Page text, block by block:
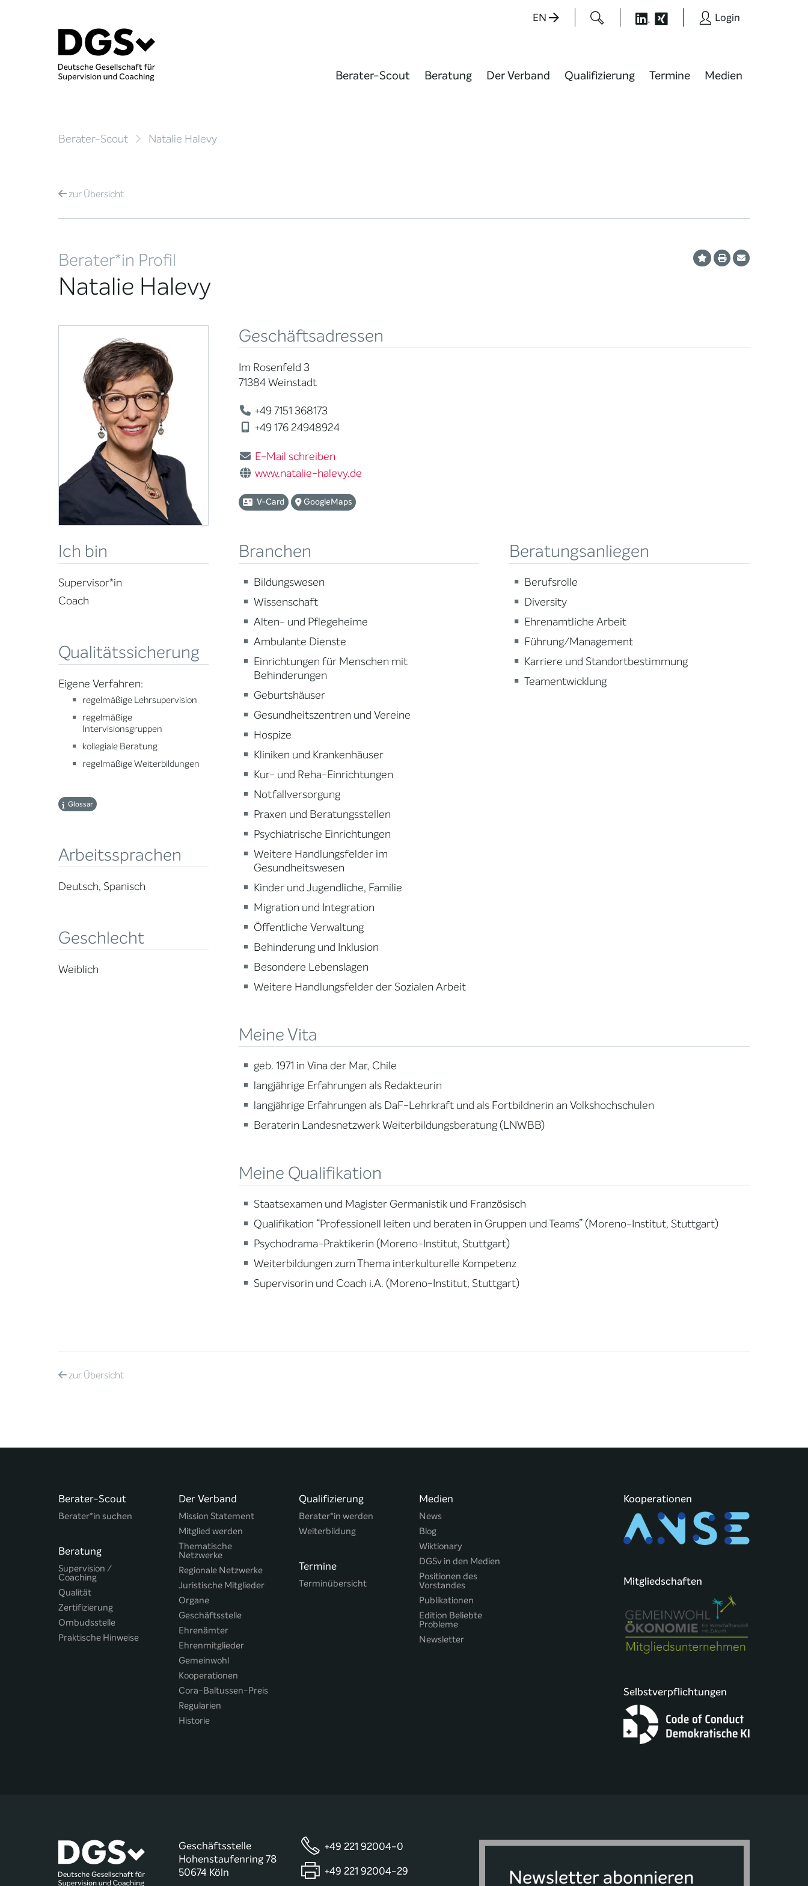
EN Login
Berater-Scout Beratung Der Verband Qualifizierung Termine Medien
Berater-Scout Natalie Halevy
zurÜbersicht
Berater*in Profil
Natalie Halevy
Ich bin
Supervisor*in
Coach
Qualitätssicherung
Eigene Verfahren:
regelmäßige Lehrsupervision
regelmäßige
Intervisionsgruppen
kollegiale Beratung
regelmäßige Weiterbildungen
Glossar
Arbeitssprachen
Deutsch, Spanisch
Geschlecht
Weiblich
Geschäftsadressen
Im Rosenfeld 3
71384 Weinstadt
+49 7151 368173
+49 176 24948924
E-Mail schreiben
www.natalie-halevy.de
V-Card GoogleMaps
Branchen
Bildungswesen
Wissenschaft
Alten- und Pflegeheime
Ambulante Dienste
Einrichtungen für Menschen mit
Behinderungen
Geburtshäuser
Gesundheitszentren und Vereine
Hospize
Kliniken und Krankenhäuser
Kur- und Reha-Einrichtungen
Notfallversorgung
Praxen und Beratungsstellen
Psychiatrische Einrichtungen
Weitere Handlungsfelder im
Gesundheitswesen
Kinder und Jugendliche, Familie
Migration und Integration
Öffentliche Verwaltung
Behinderung und Inklusion
Besondere Lebenslagen
Weitere Handlungsfelder der Sozialen Arbeit
Beratungsanliegen
Berufsrolle
Diversity
Ehrenamtliche Arbeit
Führung/Management
Karriere und Standortbestimmung
Teamentwicklung
Meine Vita
geb. 1971 in Vina der Mar, Chile
langjährige Erfahrungen als Redakteurin
langjährige Erfahrungen als DaF-Lehrkraft und als Fortbildnerin an Volkshochschulen
Beraterin Landesnetzwerk Weiterbildungsberatung (LNWBB)
Meine Qualifikation
Staatsexamen und Magister Germanistik und Französisch
Qualifikation “Professionell leiten und beraten in Gruppen und Teams” (Moreno-Institut, Stuttgart)
Psychodrama-Praktikerin (Moreno-Institut, Stuttgart)
Weiterbildungen zum Thema interkulturelle Kompetenz
Supervisorin und Coach i.A. (Moreno-Institut, Stuttgart)
zurÜbersicht
Berater-Scout
Berater*in suchen
Beratung
Supervision /
Coaching
Qualität
Zertifizierung
Ombudsstelle
Praktische Hinweise
Der Verband
Mission Statement
Mitglied werden
Thematische
Netzwerke
Regionale Netzwerke
Juristische Mitglieder
Organe
Geschäftsstelle
Ehrenämter
Ehrenmitglieder
Gemeinwohl
Kooperationen
Cora-Baltussen-Preis
Regularien
Historie
Qualifizierung
Berater*in werden
Weiterbildung
Termine
Terminübersicht
Medien
News
Blog
Wiktionary
DGSv in den Medien
Positionen des
Vorstandes
Publikationen
Edition Beliebte
Probleme
Newsletter
Kooperationen
Mitgliedschaften
Selbstverpflichtungen
Geschäftsstelle
Hohenstaufenring 78
50674 Köln
+49 221 92004-0
+49 221 92004-29
Newsletter abonnieren